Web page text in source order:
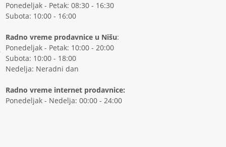
Ponedeljak - Petak: 08:30 - 16:30
Subota: 10:00 - 16:00
Radno vreme prodavnice u Nišu:
Ponedeljak - Petak: 10:00 - 20:00
Subota: 10:00 - 18:00
Nedelja: Neradni dan
Radno vreme internet prodavnice:
Ponedeljak - Nedelja: 00:00 - 24:00